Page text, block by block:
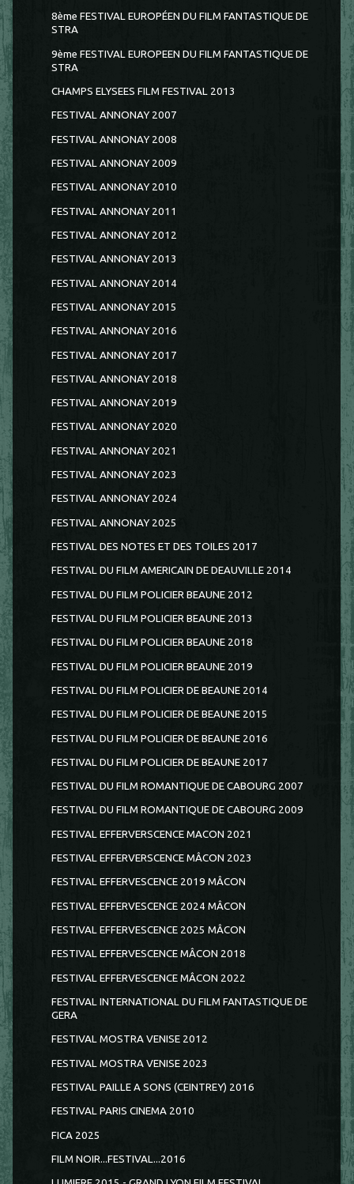
8ème FESTIVAL EUROPÉEN DU FILM FANTASTIQUE DE
STRA
9ème FESTIVAL EUROPEEN DU FILM FANTASTIQUE DE
STRA
CHAMPS ELYSEES FILM FESTIVAL 2013
FESTIVAL ANNONAY 2007
FESTIVAL ANNONAY 2008
FESTIVAL ANNONAY 2009
FESTIVAL ANNONAY 2010
FESTIVAL ANNONAY 2011
FESTIVAL ANNONAY 2012
FESTIVAL ANNONAY 2013
FESTIVAL ANNONAY 2014
FESTIVAL ANNONAY 2015
FESTIVAL ANNONAY 2016
FESTIVAL ANNONAY 2017
FESTIVAL ANNONAY 2018
FESTIVAL ANNONAY 2019
FESTIVAL ANNONAY 2020
FESTIVAL ANNONAY 2021
FESTIVAL ANNONAY 2023
FESTIVAL ANNONAY 2024
FESTIVAL ANNONAY 2025
FESTIVAL DES NOTES ET DES TOILES 2017
FESTIVAL DU FILM AMERICAIN DE DEAUVILLE 2014
FESTIVAL DU FILM POLICIER BEAUNE 2012
FESTIVAL DU FILM POLICIER BEAUNE 2013
FESTIVAL DU FILM POLICIER BEAUNE 2018
FESTIVAL DU FILM POLICIER BEAUNE 2019
FESTIVAL DU FILM POLICIER DE BEAUNE 2014
FESTIVAL DU FILM POLICIER DE BEAUNE 2015
FESTIVAL DU FILM POLICIER DE BEAUNE 2016
FESTIVAL DU FILM POLICIER DE BEAUNE 2017
FESTIVAL DU FILM ROMANTIQUE DE CABOURG 2007
FESTIVAL DU FILM ROMANTIQUE DE CABOURG 2009
FESTIVAL EFFERVERSCENCE MACON 2021
FESTIVAL EFFERVERSCENCE MÂCON 2023
FESTIVAL EFFERVESCENCE 2019 MÂCON
FESTIVAL EFFERVESCENCE 2024 MÂCON
FESTIVAL EFFERVESCENCE 2025 MÂCON
FESTIVAL EFFERVESCENCE MÂCON 2018
FESTIVAL EFFERVESCENCE MÂCON 2022
FESTIVAL INTERNATIONAL DU FILM FANTASTIQUE DE
GERA
FESTIVAL MOSTRA VENISE 2012
FESTIVAL MOSTRA VENISE 2023
FESTIVAL PAILLE A SONS (CEINTREY) 2016
FESTIVAL PARIS CINEMA 2010
FICA 2025
FILM NOIR...FESTIVAL...2016